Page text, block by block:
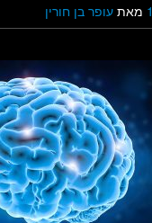
מאת עופר בן חורין